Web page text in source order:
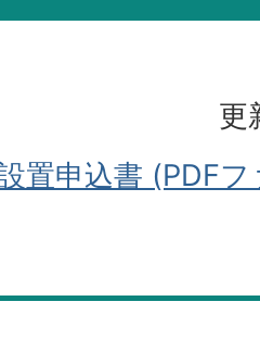
更
置申込書 (PDF